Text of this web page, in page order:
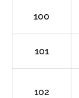
100
101
102